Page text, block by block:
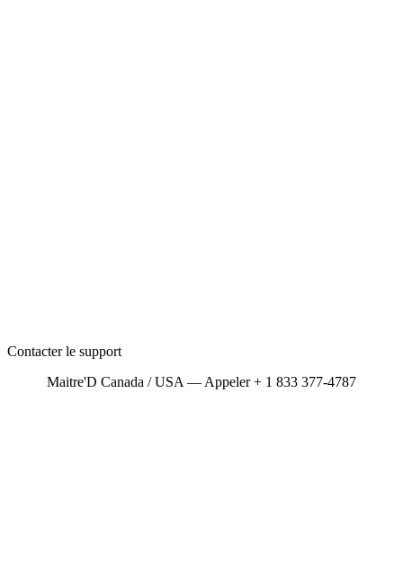
Contacter le support
Maitre'D Canada / USA — Appeler + 1 833 377-4787